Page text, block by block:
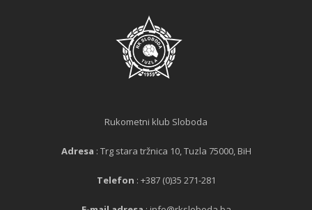
Rukometni klub Sloboda
Adresa : Trg stara tržnica 10, Tuzla 75000, BiH
Telefon : +387 (0)35 271-281